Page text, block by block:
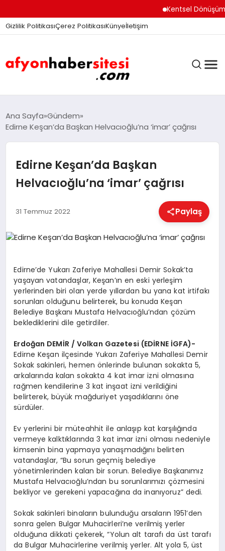
Kentsel Dönüşüm Ofisi
Gizlilik PolitikasıÇerez PolitikasıKünyeİletişim
ANASAYFA
DÜNYA
HABERLER
MAGAZIN
SAĞLIK
TEKNOLOJI
Ana Sayfa Gündem
Edirne Keşan’da Başkan Helvacıoğlu’na ‘imar’ çağrısı
Edirne Keşan’da Başkan
Helvacıoğlu’na ‘imar’ çağrısı
31 Temmuz 2022 Paylaş
Edirne’de Yukarı Zaferiye Mahallesi Demir Sokak’ta
yaşayan vatandaşlar, Keşan’ın en eski yerleşim
yerlerinden biri olan yerde yıllardan bu yana kat irtifakı
sorunları olduğunu belirterek, bu konuda Keşan
Belediye Başkanı Mustafa Helvacıoğlu’ndan çözüm
beklediklerini dile getirdiler.
Erdoğan DEMİR / Volkan Gazetesi (EDİRNE İGFA)-
Edirne Keşan ilçesinde Yukarı Zaferiye Mahallesi Demir
Sokak sakinleri, hemen önlerinde bulunan sokakta 5,
arkalarında kalan sokakta 4 kat imar izni olmasına
rağmen kendilerine 3 kat inşaat izni verildiğini
belirterek, büyük mağduriyet yaşadıklarını öne
sürdüler.
Ev yerlerini bir müteahhit ile anlaşıp kat karşılığında
vermeye kalktıklarında 3 kat imar izni olması nedeniyle
kimsenin bina yapmaya yanaşmadığını belirten
vatandaşlar, “Bu sorun geçmiş belediye
yönetimlerinden kalan bir sorun. Belediye Başkanımız
Mustafa Helvacıoğlu’ndan bu sorunlarımızı çözmesini
bekliyor ve gerekeni yapacağına da inanıyoruz” dedi.
Sokak sakinleri binaların bulunduğu arsaların 1951’den
sonra gelen Bulgar Muhacirleri’ne verilmiş yerler
olduğuna dikkati çekerek, “Yolun alt tarafı da üst tarafı
da Bulgar Muhacirlerine verilmiş yerler. Alt yola 5, üst